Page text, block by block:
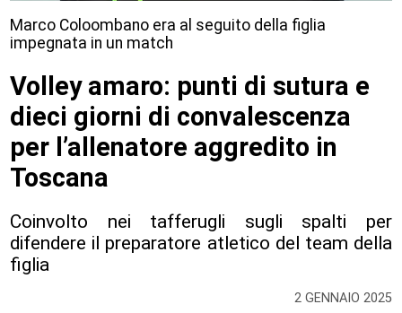
2 GENNAIO 2025
Marco Coloombano era al seguito della figlia
impegnata in un match
Volley amaro: punti di sutura e
dieci giorni di convalescenza
per l’allenatore aggredito in
Toscana
Coinvolto nei tafferugli sugli spalti per
difendere il preparatore atletico del team della
figlia